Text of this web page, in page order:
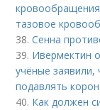
тазовое
38.Сенна
39. Ивермектин
учёные
подавлять
40. Как должен